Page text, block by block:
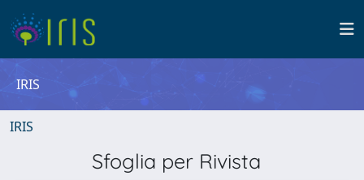
IRIS
IRIS
Sfoglia per Rivista